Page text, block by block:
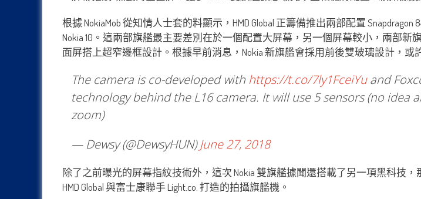
根據 NokiaMob 從知情人士套的料顯示，HMD Global 正籌備推出兩部配置
Nokia 10。這兩部旗艦最主要差別在於一個配置大屏幕，另一個屏幕較小，兩部
面屏搭上超窄邊框設計。根據早前消息，Nokia 新旗艦會採用前後雙玻璃設計，或
The camera is co-developed with https://t.co/7ly1FceiYuand
technology behind the L16 camera. It will use 5 sensors (no idea
zoom)
— Dewsy (@DewsyHUN)June 27, 2018
除了之前曝光的屏幕指紋技術外，這次 Nokia 雙旗艦據聞還搭載了另一項黑科技
HMD Global 與富士康聯手 Light.co. 打造的拍攝旗艦機。